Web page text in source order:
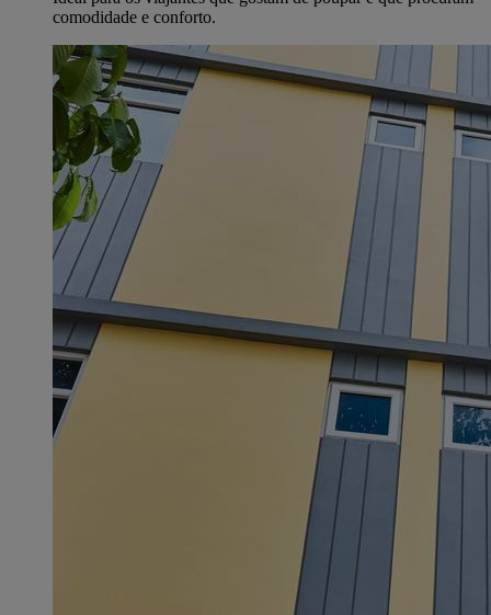
comodidade e conforto.